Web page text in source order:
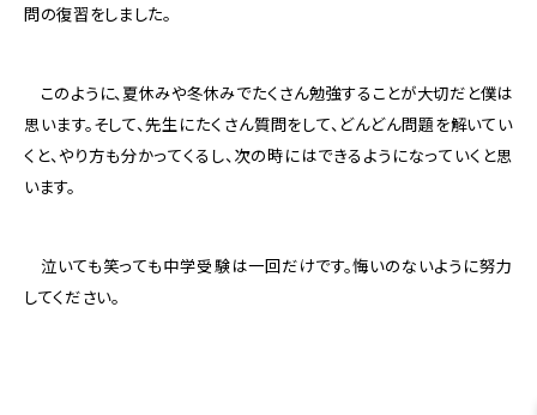
問の復習をしました。
このように、夏休みや冬休みでたくさん勉強することが大切だと僕は
思います。そして、先生にたくさん質問をして、どんどん問題を解いてい
くと、やり方も分かってくるし、次の時にはできるようになっていくと思
います。
泣いても笑っても中学受験は一回だけです。悔いのないように努力
してください。